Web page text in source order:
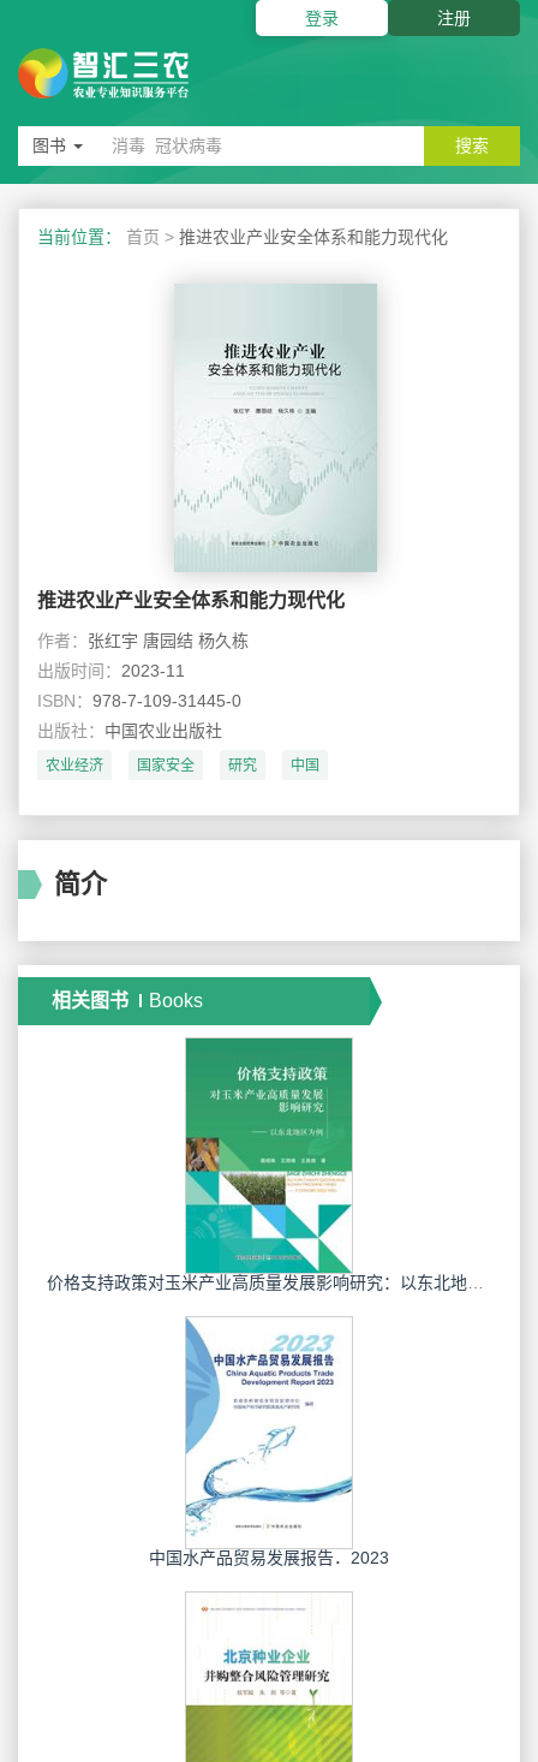
登录 注册
图书 搜索
当前位置： 首页 > 推进农业产业安全体系和能力现代化
推进农业产业安全体系和能力现代化
作者： 张红宇 唐园结 杨久栋
出版时间： 2023-11
ISBN： 978-7-109-31445-0
出版社： 中国农业出版社
农业经济 国家安全 研究 中国
简介
相关图书 Books
中国水产品贸易发展报告．2023